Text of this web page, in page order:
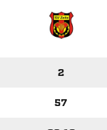
2
57